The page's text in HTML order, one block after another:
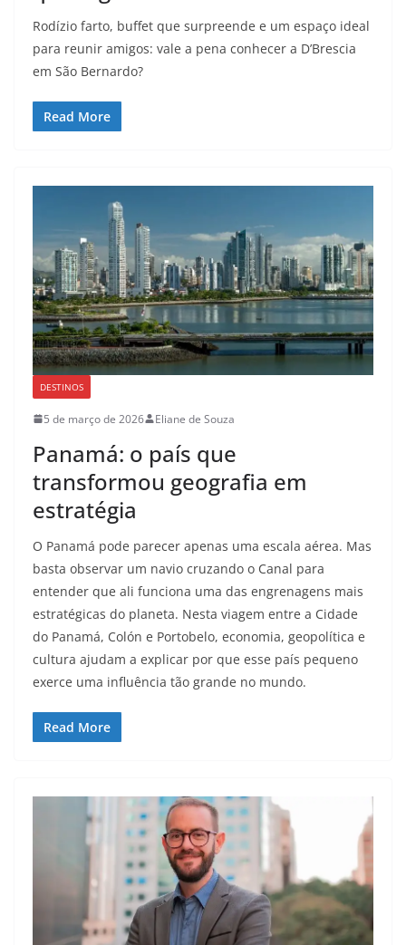
Rodízio farto, buffet que surpreende e um espaço ideal
para reunir amigos: vale a pena conhecer a D’Brescia
em São Bernardo?
Read More
DESTINOS
5 de março de 2026 Eliane de Souza
Panamá: o país que
transformou geografia em
estratégia
O Panamá pode parecer apenas uma escala aérea. Mas
basta observar um navio cruzando o Canal para
entender que ali funciona uma das engrenagens mais
estratégicas do planeta. Nesta viagem entre a Cidade
do Panamá, Colón e Portobelo, economia, geopolítica e
cultura ajudam a explicar por que esse país pequeno
exerce uma influência tão grande no mundo.
Read More